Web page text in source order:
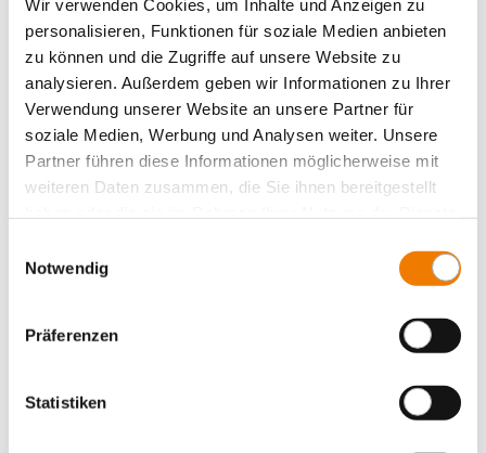
Wir verwenden Cookies, um Inhalte und Anzeigen zu
personalisieren, Funktionen für soziale Medien anbieten
zu können und die Zugriffe auf unsere Website zu
analysieren. Außerdem geben wir Informationen zu Ihrer
Verwendung unserer Website an unsere Partner für
soziale Medien, Werbung und Analysen weiter. Unsere
Partner führen diese Informationen möglicherweise mit
weiteren Daten zusammen, die Sie ihnen bereitgestellt
Notwendig
Präferenzen
Statistiken